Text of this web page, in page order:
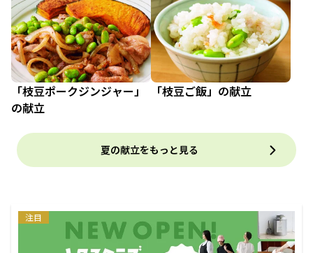
「枝豆ポークジンジャー」
の献立
「枝豆ご飯」の献立
夏の献立をもっと見る
注目